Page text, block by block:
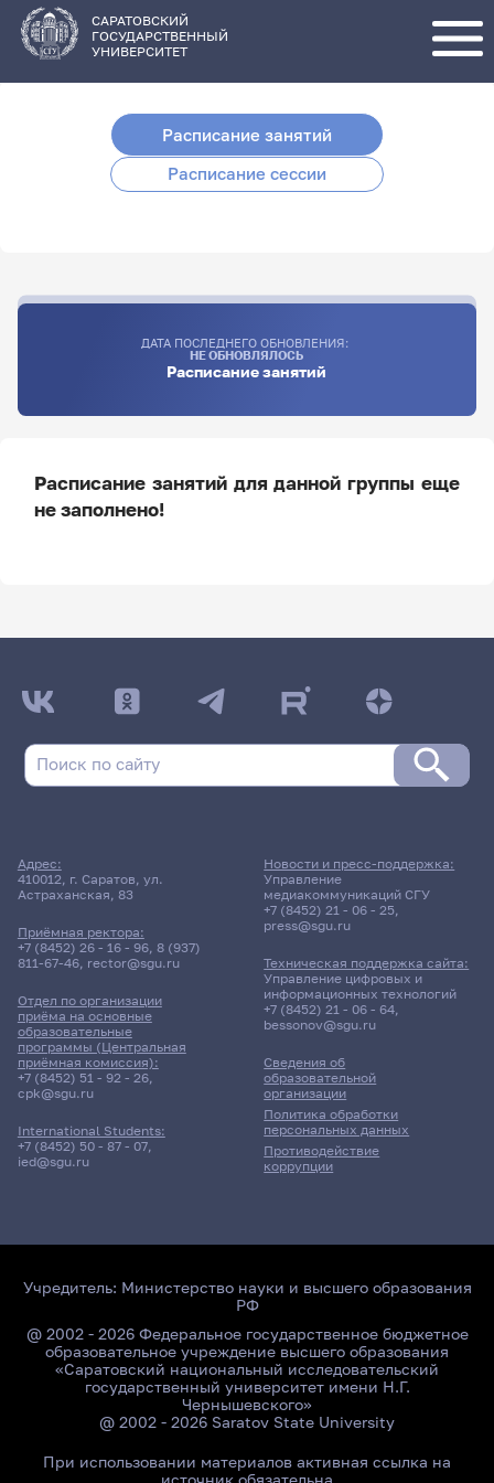
основному
содержанию
САРАТОВСКИЙ
ГОСУДАРСТВЕННЫЙ
УНИВЕРСИТЕТ
Расписание занятий
Расписание сессии
ДАТА ПОСЛЕДНЕГО ОБНОВЛЕНИЯ:
НЕ ОБНОВЛЯЛОСЬ
Расписание занятий
Расписание занятий для данной группы еще
не заполнено!
ДАТА ПОСЛЕДНЕГО ОБНОВЛЕНИЯ:
НЕ ОБНОВЛЯЛОСЬ
Адрес:
410012, г. Саратов, ул.
Астраханская, 83
Приёмная ректора:
+7 (8452) 26 - 16 - 96, 8 (937)
811-67-46, rector@sgu.ru
Отдел по организации
приёма на основные
образовательные
программы (Центральная
приёмная комиссия):
+7 (8452) 51 - 92 - 26,
cpk@sgu.ru
International Students:
+7 (8452) 50 - 87 - 07,
ied@sgu.ru
Сведения об
образовательной
организации
Политика обработки
персональных данных
Противодействие
коррупции
Новости и пресс-поддержка:
Управление
медиакоммуникаций СГУ
+7 (8452) 21 - 06 - 25,
press@sgu.ru
Техническая поддержка сайта:
Управление цифровых и
информационных технологий
+7 (8452) 21 - 06 - 64,
bessonov@sgu.ru
Учредитель: Министерство науки и высшего образования
РФ
@ 2002 - 2026 Федеральное государственное бюджетное
образовательное учреждение высшего образования
«Саратовский национальный исследовательский
государственный университет имени Н.Г.
Чернышевского»
@ 2002 - 2026 Saratov State University
При использовании материалов активная ссылка на
источник обязательна